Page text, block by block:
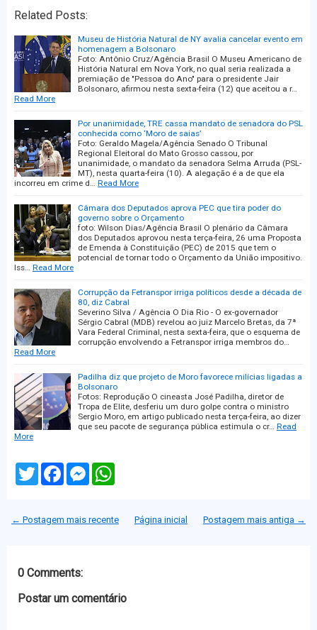
Related Posts:
Museu de História Natural de NY avalia cancelar evento em
homenagem a Bolsonaro
Foto: Antônio Cruz/Agência Brasil O Museu Americano de
História Natural em Nova York, no qual seria realizada a
premiação de "Pessoa do Ano" para o presidente Jair
Bolsonaro, afirmou nesta sexta-feira (12) que aceitou a r…
Read More
Por unanimidade, TRE cassa mandato de senadora do PSL
conhecida como ‘Moro de saias’
Foto: Geraldo Magela/Agência Senado O Tribunal
Regional Eleitoral do Mato Grosso cassou, por
unanimidade, o mandato da senadora Selma Arruda (PSL-
MT), nesta quarta-feira (10). A alegação é a de que ela
incorreu em crime d… Read More
Câmara dos Deputados aprova PEC que tira poder do
governo sobre o Orçamento
foto: Wilson Dias/Agência Brasil O plenário da Câmara
dos Deputados aprovou nesta terça-feira, 26 uma Proposta
de Emenda à Constituição (PEC) de 2015 que tem o
potencial de tornar todo o Orçamento da União impositivo.
Iss… Read More
Corrupção da Fetranspor irriga políticos desde a década de
80, diz Cabral
Severino Silva / Agência O Dia Rio - O ex-governador
Sérgio Cabral (MDB) revelou ao juiz Marcelo Bretas, da 7ª
Vara Federal Criminal, nesta sexta-feira, que o esquema de
corrupção envolvendo a Fetranspor irriga membros do…
Read More
Padilha diz que projeto de Moro favorece milícias ligadas a
Bolsonaro
Fotos: Reprodução O cineasta José Padilha, diretor de
Tropa de Elite, desferiu um duro golpe contra o ministro
Sergio Moro, em artigo publicado nesta terça-feira, ao dizer
que seu pacote de segurança pública estimula o cr… Read
More
T
w
e
F
o
M
n
A
← Postagem mais recente Postagem mais antiga →
Página inicial
0 Comments:
Postar um comentário